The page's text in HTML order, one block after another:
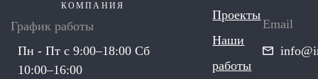
КОМПАНИЯ
График работы
Пн - Пт с 9:00–18:00 Сб
10:00–16:00
Проекты
Наши
работы
Email